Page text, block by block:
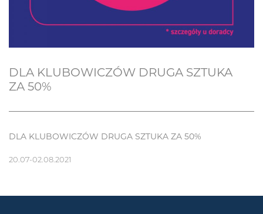
DLA KLUBOWICZÓW DRUGA SZTUKA
ZA 50%
DLA KLUBOWICZÓW DRUGA SZTUKA ZA 50%
20.07-02.08.2021